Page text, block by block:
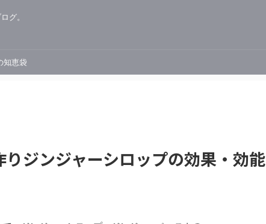
グ。
知恵袋
ジンジャーシロップの効果・効能